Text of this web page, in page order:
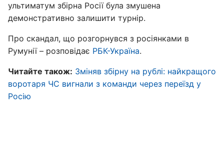
ультиматум збірна Росії була змушена
демонстративно залишити турнір.
Про скандал, що розгорнувся з росіянками в
Румунії – розповідає РБК-Україна.
Читайте також: Зміняв збірну на рублі: найкращого
воротаря ЧС вигнали з команди через переїзд у
Росію